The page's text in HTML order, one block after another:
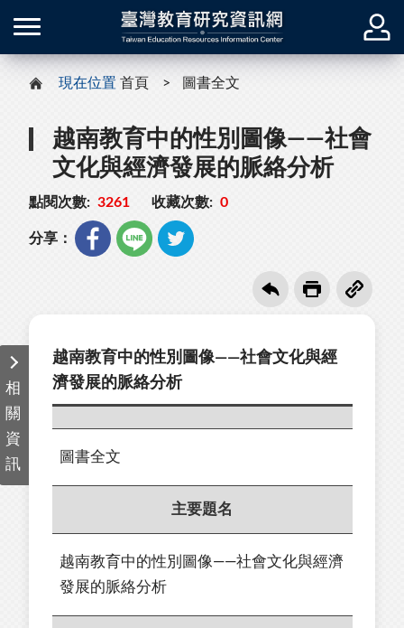
現在位置 首頁 圖書全文
越南教育中的性別圖像——社會
文化與經濟發展的脈絡分析
點閱次數: 3261 收藏次數: 0
分享：
相
關
資
訊
越南教育中的性別圖像——社會文化與經
濟發展的脈絡分析
圖書全文
主要題名
越南教育中的性別圖像——社會文化與經濟
發展的脈絡分析